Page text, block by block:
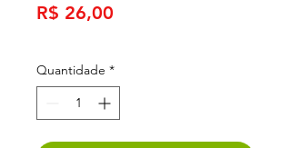
R$ 26,00
Quantidade *